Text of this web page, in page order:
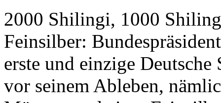
2000 Shilingi, 1000
Feinsilber:
erste und einzige Deutsche
vor seinem Ableben,